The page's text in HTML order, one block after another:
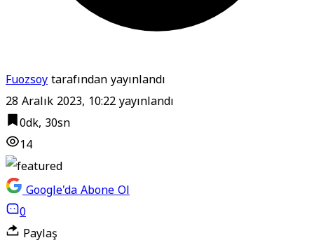
Fuozsoytarafından yayınlandı
28 Aralık 2023, 10:22yayınlandı
0dk, 30sn
14
Google'da Abone Ol
0
Paylaş